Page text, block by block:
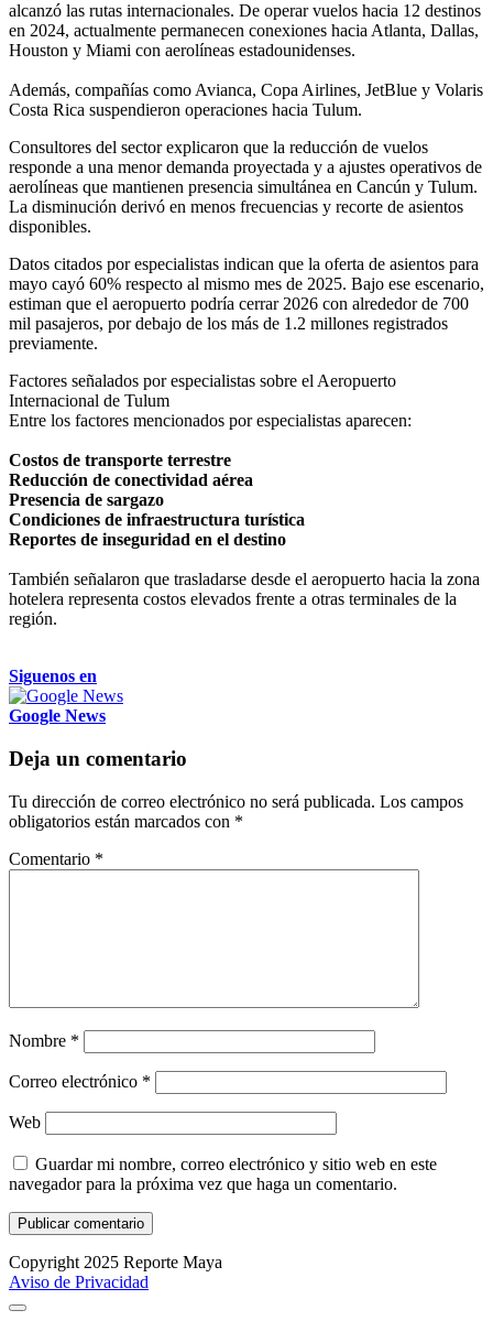
alcanzó las rutas internacionales. De operar vuelos hacia 12 destinos
en 2024, actualmente permanecen conexiones hacia Atlanta, Dallas,
Houston y Miami con aerolíneas estadounidenses.
Además, compañías como Avianca, Copa Airlines, JetBlue y Volaris
Costa Rica suspendieron operaciones hacia Tulum.
Consultores del sector explicaron que la reducción de vuelos
responde a una menor demanda proyectada y a ajustes operativos de
aerolíneas que mantienen presencia simultánea en Cancún y Tulum.
La disminución derivó en menos frecuencias y recorte de asientos
disponibles.
Datos citados por especialistas indican que la oferta de asientos para
mayo cayó 60% respecto al mismo mes de 2025. Bajo ese escenario,
estiman que el aeropuerto podría cerrar 2026 con alrededor de 700
mil pasajeros, por debajo de los más de 1.2 millones registrados
previamente.
Factores señalados por especialistas sobre el Aeropuerto
Internacional de Tulum
Entre los factores mencionados por especialistas aparecen:
Costos de transporte terrestre
Reducción de conectividad aérea
Presencia de sargazo
Condiciones de infraestructura turística
Reportes de inseguridad en el destino
También señalaron que trasladarse desde el aeropuerto hacia la zona
hotelera representa costos elevados frente a otras terminales de la
región.
Siguenos en
Google News
Deja un comentario
Tu dirección de correo electrónico no será publicada. Los campos
obligatorios están marcados con *
Comentario *
Nombre *
Correo electrónico *
Web
Guardar mi nombre, correo electrónico y sitio web en este
navegador para la próxima vez que haga un comentario.
Copyright 2025 Reporte Maya
Aviso de Privacidad